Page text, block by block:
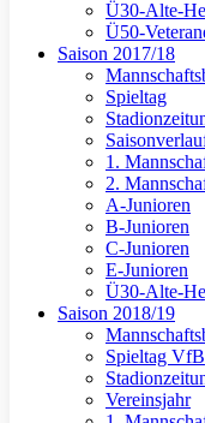
Ü30-Alte-
Ü50-
Saison 2017/18
Spieltag
1.
2.
A-Junioren
B-Junioren
C-Junioren
E-Junioren
Ü30-Alte-
Saison 2018/19
Spieltag VfB
Vereinsjahr